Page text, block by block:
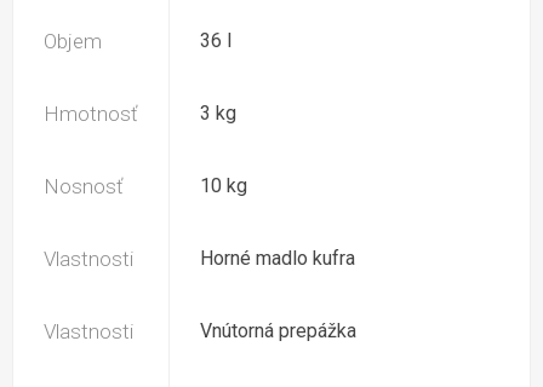
Objem 36 l
Hmotnosť 3 kg
Nosnosť 10 kg
Vlastnosti Horné madlo kufra
Vlastnosti Vnútorná prepážka